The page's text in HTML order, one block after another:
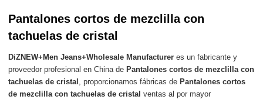
Pantalones cortos de mezclilla con
tachuelas de cristal
DiZNEW+Men Jeans+Wholesale Manufacturer es un fabricante y
proveedor profesional en China de Pantalones cortos de mezclilla con
tachuelas de cristal , proporcionamos fábricas de Pantalones cortos
de mezclilla con tachuelas de cristal ventas al por mayor